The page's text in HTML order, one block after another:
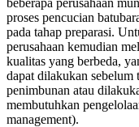
proses pencucian
pada tahap preparasi.
perusahaan kemudian
kualitas yang berbeda,
dapat dilakukan sebelum
penimbunan atau
membutuhkan
management).